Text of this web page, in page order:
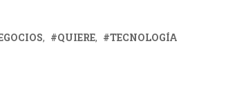
QUIERE TECNOLOGÍA